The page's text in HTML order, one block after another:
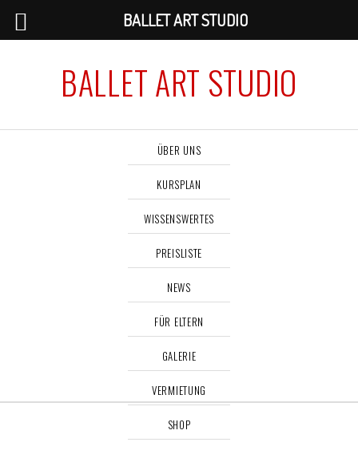
BALLET ART STUDIO
ÜBER UNS
KURSPLAN
WISSENSWERTES
PREISLISTE
NEWS
FÜR ELTERN
GALERIE
VERMIETUNG
SHOP
BALLET ART STUDIO